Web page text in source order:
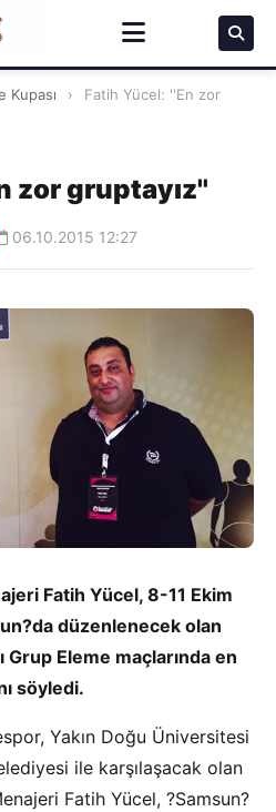
Kupası ›
Fatih Yücel: ''En zor
zor gruptayız''
06.10.2015 12:27
Fatih Yücel, 8-11 Ekim
düzenlenecek olan
Grup Eleme maçlarında en
söyledi.
Yakın Doğu Üniversitesi
ile karşılaşacak olan
Fatih Yücel, ?Samsun?